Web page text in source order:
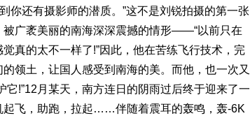
你还有摄影师的潜质。”这不是刘锐拍摄的第一张
广袤美丽的南海深深震撼的情形——“以前只在
真的太不一样了!”因此，他在苦练飞行技术，完
领土，让国人感受到南海的美。而他，也一次又
!”12月某天，南方连日的阴雨过后终于迎来了一
起飞，助跑，拉起……伴随着震耳的轰鸣，轰-6K